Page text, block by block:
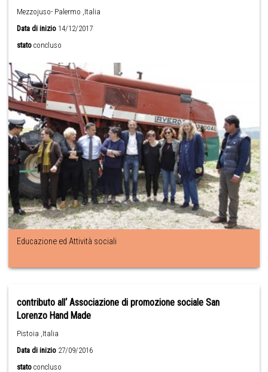
Mezzojuso- Palermo ,Italia
Data di inizio 14/12/2017
stato concluso
Educazione ed Attività sociali
contributo all‘ Associazione di promozione sociale San
Lorenzo Hand Made
Pistoia ,Italia
Data di inizio 27/09/2016
stato concluso